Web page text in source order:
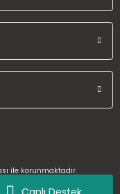
ile korunmaktadır.